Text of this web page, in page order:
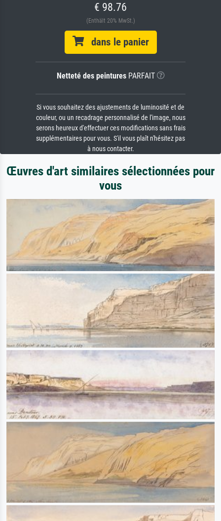
€ 98.76
(Enthält 20% MwSt.)
dans le panier
Netteté des peinturesPARFAIT
Si vous souhaitez des ajustements de luminosité et de
couleur, ou un recadrage personnalisé de l'image, nous
serons heureux d'effectuer ces modifications sans frais
supplémentaires pour vous. S'il vous plaît n'hésitez pas
à nous contacter.
Œuvres d'art similaires sélectionnées pour
vous